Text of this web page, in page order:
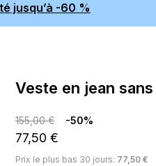
jusqu’à -60 %
veste en jean
155,00 € -50%
77,50 €
Prix ​​le plus bas 30 jours: 77,50 €